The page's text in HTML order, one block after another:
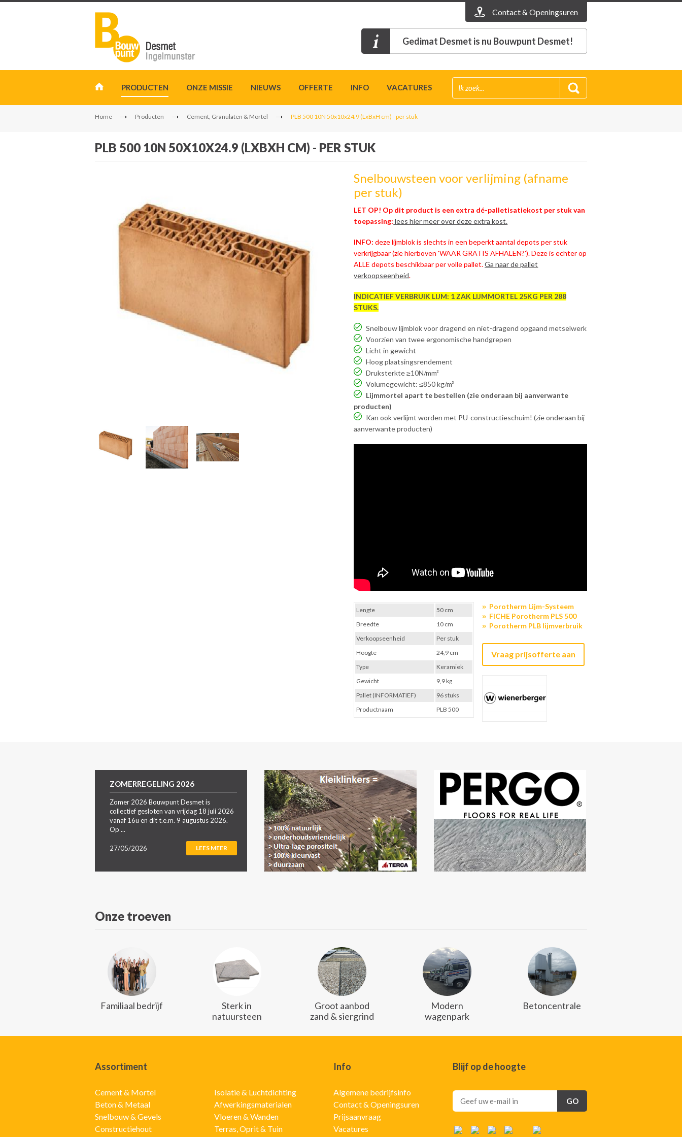
Contact & Openingsuren
Gedimat Desmet is nu Bouwpunt Desmet!
PRODUCTEN ONZE MISSIE NIEUWS OFFERTE INFO VACATURES
Home Producten Cement, Granulaten & Mortel PLB 500 10N 50x10x24.9 (LxBxH cm) - per stuk
PLB 500 10N 50X10X24.9 (LXBXH CM) - PER STUK
Snelbouwsteen voor verlijming​​​​​​ (afname
per stuk)
LET OP! Op dit product is een extra dé-palletisatiekost per stuk van
toepassing: lees hier meer over deze extra kost.
INFO: deze lijmblok is slechts in een beperkt aantal depots per stuk
verkrijgbaar (zie hierboven 'WAAR GRATIS AFHALEN?'). Deze is echter op
ALLE depots beschikbaar per volle pallet.Ga naar de pallet
verkoopseenheid.
INDICATIEF VERBRUIK LIJM: 1 ZAK LIJMMORTEL 25KG PER 288
STUKS.
Snelbouw lijmblok voor dragend en niet-dragend opgaand metselwerk
Voorzien van twee ergonomische handgrepen
Licht in gewicht
Hoog plaatsingsrendement
Druksterkte ≥10N/mm²
Volumegewicht: ≤850 kg/m³
Lijmmortel apart te bestellen (zie onderaan bij aanverwante
producten)
Kan ook verlijmt worden met PU-constructieschuim! (zie onderaan bij
aanverwante producten)
Porotherm Lijm-Systeem
FICHE Porotherm PLS 500
Porotherm PLB lijmverbruik
Vraag prijsofferte aan
Lengte
50 cm
Breedte
10 cm
Verkoopseenheid
Per stuk
Hoogte
24,9 cm
Type
Keramiek
Gewicht
9,9 kg
Pallet (INFORMATIEF)
96 stuks
Productnaam
PLB 500
ZOMERREGELING 2026
Zomer 2026 Bouwpunt Desmet is
collectief gesloten van vrijdag 18 juli 2026
vanaf 16u en dit t.e.m. 9 augustus 2026.
Op ...
27/05/2026 LEES MEER
Onze troeven
Familiaal bedrijf
Sterk in
natuursteen
Groot aanbod
zand & siergrind
Modern
wagenpark
Betoncentrale
Assortiment
Cement & Mortel
Beton & Metaal
Snelbouw & Gevels
Constructiehout
Isolatie & Luchtdichting
Afwerkingsmaterialen
Vloeren & Wanden
Terras, Oprit & Tuin
Info
Algemene bedrijfsinfo
Contact & Openingsuren
Prijsaanvraag
Vacatures
Blijf op de hoogte